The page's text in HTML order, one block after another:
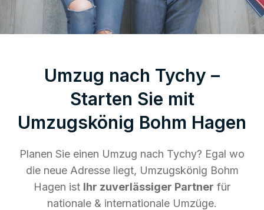
Umzug nach Tychy –
Starten Sie mit
Umzugskönig Bohm Hagen
Planen Sie einen Umzug nach Tychy? Egal wo
die neue Adresse liegt, Umzugskönig Bohm
Hagen ist Ihr zuverlässiger Partner für
nationale & internationale Umzüge.